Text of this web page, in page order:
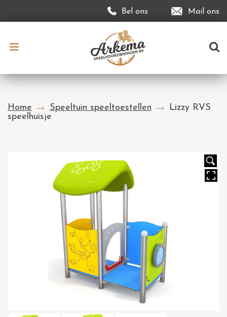
Bel ons Mail ons
Home Speeltuin speeltoestellen
Lizzy RVS
speelhuisje